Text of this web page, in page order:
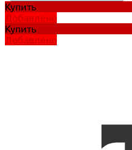
Купить
Добавлено
Купить
Добавлено